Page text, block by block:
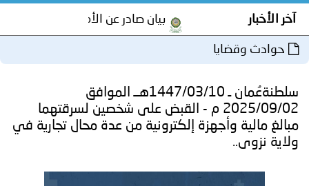
المجلس
مؤتمرات
و
جهود
آخر الأخبار بيان صادر عن الأمانة العامة لمجلس
حوادث وقضايا
سلطنةعُمان ـ 1447/03/10هــ الموافق
2025/09/02 م - القبض على شخصين لسرقتهما
مبالغ مالية وأجهزة إلكترونية من عدة محال تجارية في
ولاية نزوى..